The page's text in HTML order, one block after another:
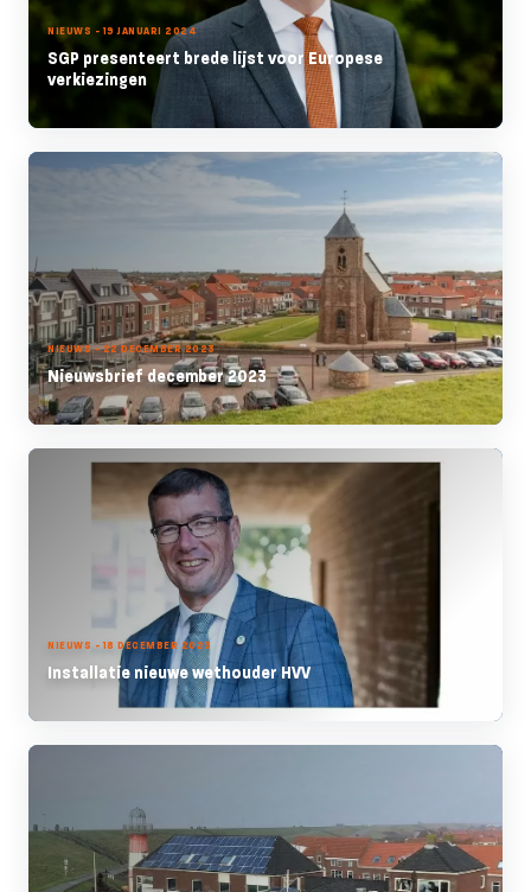
NIEUWS - 19 JANUARI 2024
SGP presenteert brede lijst voor Europese
verkiezingen
NIEUWS - 22 DECEMBER 2023
Nieuwsbrief december 2023
NIEUWS - 18 DECEMBER 2023
Installatie nieuwe wethouder HVV